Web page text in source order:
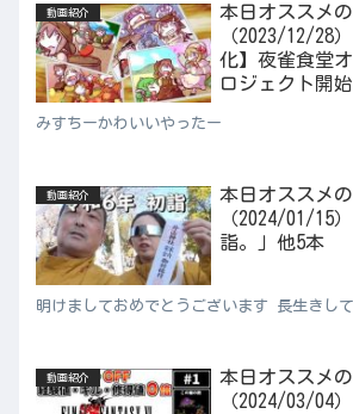
動画紹介
本日オススメ
（2023/12/28
化】夜雀食堂
ロジェクト開
みすちーかわいいやったー
動画紹介
本日オススメ
（2024/01/15
詣。」他5本
明けましておめでとうございます 長生きし
動画紹介
本日オススメ
（2024/03/04